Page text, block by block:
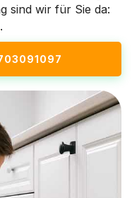
sind wir für Sie da:
.